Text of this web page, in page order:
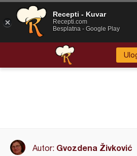
Autor: Gvozdena Živković
Recepti - Kuvar
Recepti.com
Besplatna - Google Play